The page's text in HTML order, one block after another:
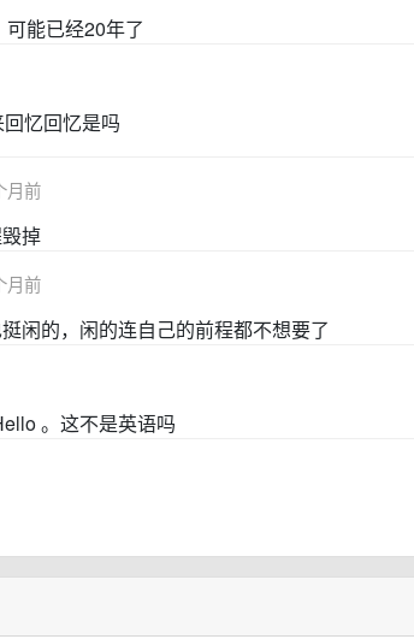
能已经20年了
忆回忆是吗
月前
掉
月前
闲的，闲的连自己的前程都不想要了
。这不是英语吗